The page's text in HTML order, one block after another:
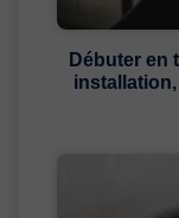
Débuter en